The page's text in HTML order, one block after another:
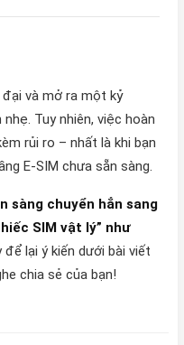
và mở ra một kỷ
Tuy nhiên, việc hoàn
rủi ro – nhất là khi bạn
E-SIM chưa sẵn sàng.
sàng chuyển hẳn sang
SIM vật lý” như
để lại ý kiến dưới bài viết
chia sẻ của bạn!